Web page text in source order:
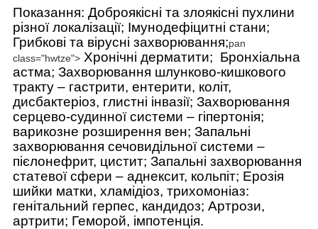
Показання: Доброякісні та злоякісні пухлини
різної локалізації; Імунодефіцитні стани;
Грибкові та вірусні захворювання;pan
class="hwtze"> Хронічні дерматити; Бронхіальна
астма; Захворювання шлунково-кишкового
тракту – гастрити, ентерити, коліт,
дисбактеріоз, глистні інвазії; Захворювання
серцево-судинної системи – гіпертонія;
варикозне розширення вен; Запальні
захворювання сечовидільної системи –
пієлонефрит, цистит; Запальні захворювання
статевої сфери – аднексит, кольпіт; Ерозія
шийки матки, хламідіоз, трихомоніаз:
генітальний герпес, кандидоз; Артрози,
артрити; Геморой, імпотенція.